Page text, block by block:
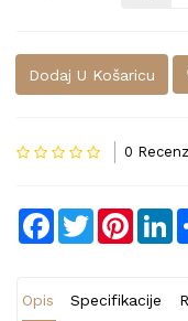
Dodaj U Košaricu
0
Facebook
Twitter
Opis Specifikacije